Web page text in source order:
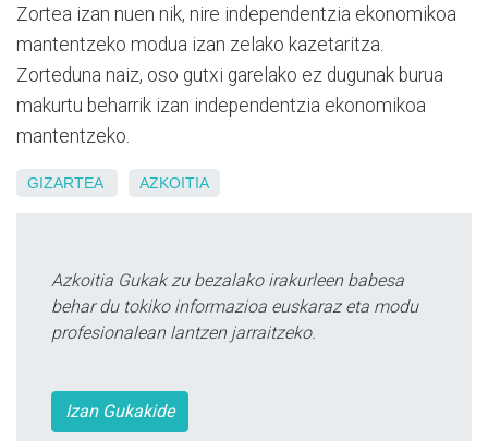
Zortea izan nuen nik, nire independentzia ekonomikoa
mantentzeko modua izan zelako kazetaritza.
Zorteduna naiz, oso gutxi garelako ez dugunak burua
makurtu beharrik izan independentzia ekonomikoa
mantentzeko.
GIZARTEA AZKOITIA
Azkoitia Gukak zu bezalako irakurleen babesa
behar du tokiko informazioa euskaraz eta modu
profesionalean lantzen jarraitzeko.
Izan Gukakide